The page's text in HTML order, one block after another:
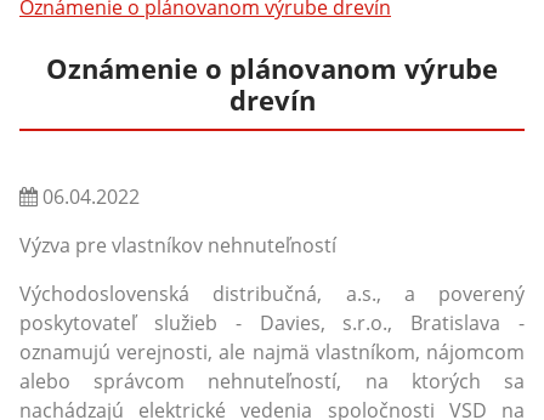
Oznámenie o plánovanom výrube drevín
Oznámenie o plánovanom výrube
drevín
06.04.2022
Výzva pre vlastníkov nehnuteľností
Východoslovenská distribučná, a.s., a poverený
poskytovateľ služieb - Davies, s.r.o., Bratislava -
oznamujú verejnosti, ale najmä vlastníkom, nájomcom
alebo správcom nehnuteľností, na ktorých sa
nachádzajú elektrické vedenia spoločnosti VSD na